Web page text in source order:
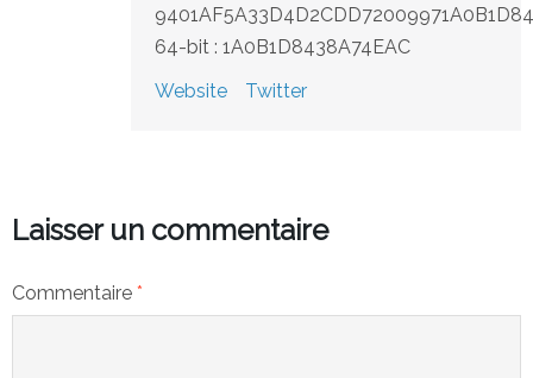
64-bit : 1A0B1D8438A74EAC
Website
Twitter
Laisser un commentaire
Commentaire *